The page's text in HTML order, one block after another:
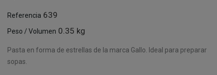
Referencia 639
Peso / Volumen 0.35 kg
Pasta en forma de estrellas de la marca Gallo. Ideal para preparar
sopas.